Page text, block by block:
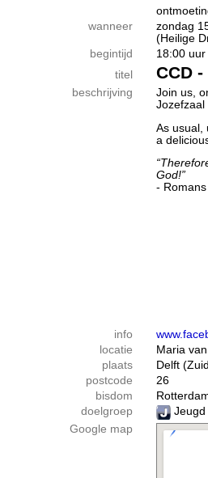
wanneer
zondag
(Heilige
begintijd
18:00 uur
titel
CCD
beschrijving
Join us,
Jozefzaal
As usual,
a
God!”
-
info
locatie
Maria
plaats
Delft
postcode
26
bisdom
doelgroep
Jeugd
Google map